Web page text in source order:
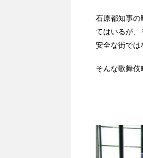
石原都知事の
てはいるが、
安全な街では
そんな歌舞伎